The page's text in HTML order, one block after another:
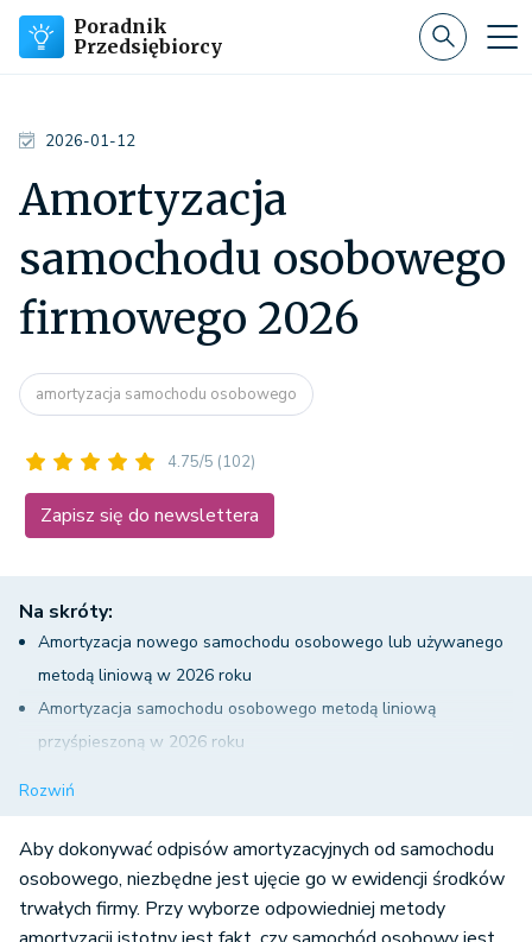
Poradnik
Przedsiębiorcy
2026-01-12
Amortyzacja
samochodu osobowego
firmowego 2026
amortyzacja samochodu osobowego
4.75/5 (102)
Zapisz się do newslettera
Na skróty:
Amortyzacja nowego samochodu osobowego lub używanego
metodą liniową w 2026 roku
Amortyzacja samochodu osobowego metodą liniową
przyśpieszoną w 2026 roku
Jednorazowa amortyzacja samochodu osobowego w 2026
roku
Limity przy amortyzacji samochodu osobowego
Rozwiń
Aby dokonywać odpisów amortyzacyjnych od samochodu
osobowego, niezbędne jest ujęcie go w ewidencji środków
trwałych firmy. Przy wyborze odpowiedniej metody